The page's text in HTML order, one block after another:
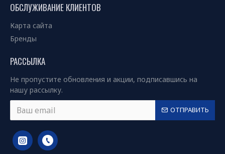
ОБСЛУЖИВАНИЕ КЛИЕНТОВ
Карта сайта
Бренды
РАССЫЛКА
Не пропустите обновления и акции, подписавшись на
нашу рассылку.
ОТПРАВИТЬ